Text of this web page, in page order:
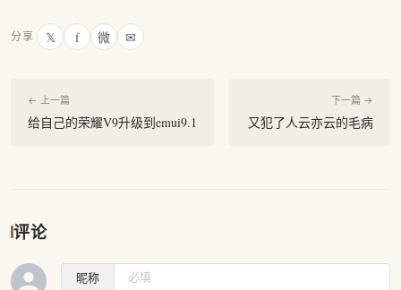
分享 𝕏 f 微 ✉
← 上一篇
给自己的荣耀V9升级到emui9.1
下一篇 →
又犯了人云亦云的毛病
评论
昵称